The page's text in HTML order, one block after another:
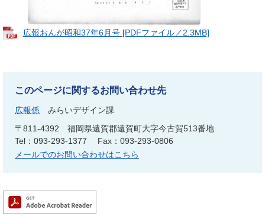
広報おんが昭和37年6月号 [PDFファイル／2.3MB]
このページに関するお問い合わせ先
広報係
みらいデザイン課
〒811-4392
福岡県遠賀郡遠賀町大字今古賀513番地
Tel：093-293-1377
Fax：093-293-0806
メールでのお問い合わせはこちら